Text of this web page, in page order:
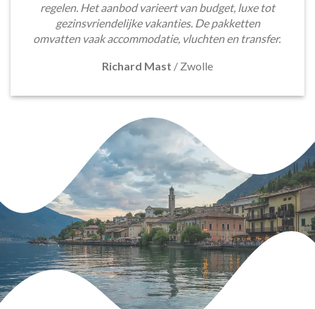
regelen. Het aanbod varieert van budget, luxe tot
gezinsvriendelijke vakanties. De pakketten
omvatten vaak accommodatie, vluchten en transfer.
Richard Mast / Zwolle